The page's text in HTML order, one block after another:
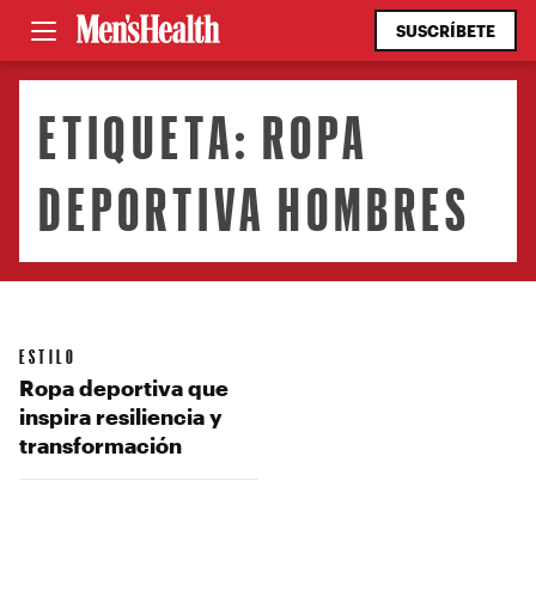
SUSCRÍBETE
ETIQUETA: ROPA
DEPORTIVA HOMBRES
ESTILO
Ropa deportiva que
inspira resiliencia y
transformación